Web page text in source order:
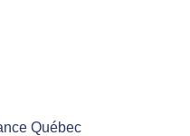
Québec